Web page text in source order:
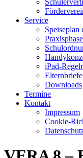
Service
Speiseplan
iPad-
Elternbriefe
Downloads
Termine
Kontakt
Impressum
Cookie-